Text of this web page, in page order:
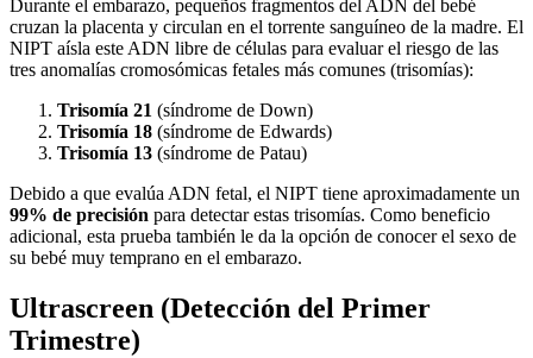
Durante el embarazo, pequeños fragmentos del ADN del bebé
cruzan la placenta y circulan en el torrente sanguíneo de la madre. El
NIPT aísla este ADN libre de células para evaluar el riesgo de las
tres anomalías cromosómicas fetales más comunes (trisomías):
Trisomía 21 (síndrome de Down)
Trisomía 18 (síndrome de Edwards)
Trisomía 13 (síndrome de Patau)
Debido a que evalúa ADN fetal, el NIPT tiene aproximadamente un
99% de precisión para detectar estas trisomías. Como beneficio
adicional, esta prueba también le da la opción de conocer el sexo de
su bebé muy temprano en el embarazo.
Ultrascreen (Detección del Primer
Trimestre)